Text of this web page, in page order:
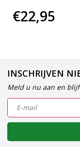
€22,95
INSCHRIJVEN
Meld u nu aan en